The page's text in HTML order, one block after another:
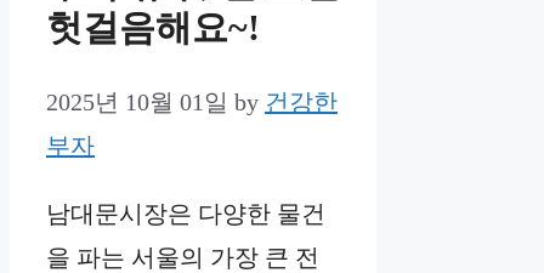
헛걸음해요~!
2025년 10월 01일 by 건강한
부자
남대문시장은 다양한 물건
을 파는 서울의 가장 큰 전